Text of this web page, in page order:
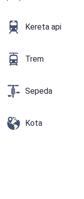
Kereta api
Trem
Sepeda
Kota